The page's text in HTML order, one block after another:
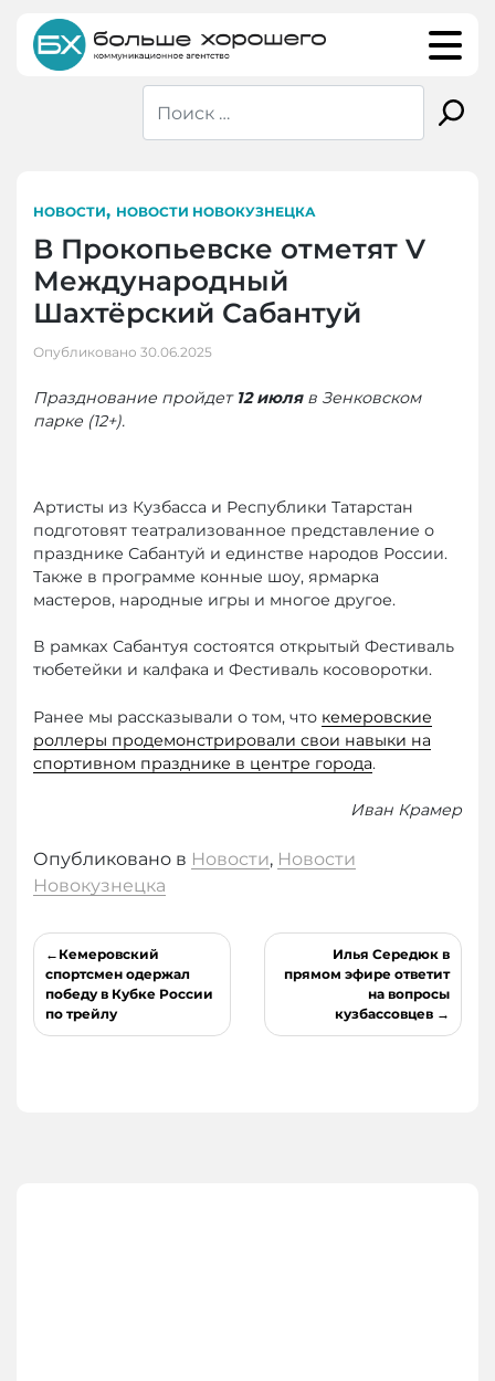
content
НОВОСТИ, НОВОСТИ НОВОКУЗНЕЦКА
В Прокопьевске отметят V
Международный
Шахтёрский Сабантуй
Опубликовано 30.06.2025
Празднование пройдет 12 июля в Зенковском
парке (12+).
Артисты из Кузбасса и Республики Татарстан
подготовят театрализованное представление о
празднике Сабантуй и единстве народов России.
Также в программе конные шоу, ярмарка
мастеров, народные игры и многое другое.
В рамках Сабантуя состоятся открытый Фестиваль
тюбетейки и калфака и Фестиваль косоворотки.
Ранее мы рассказывали о том, что кемеровские
роллеры продемонстрировали свои навыки на
спортивном празднике в центре города.
Иван Крамер
Опубликовано в Новости, Новости
Новокузнецка
Навигация
по
записям
Кемеровский
спортсмен одержал
победу в Кубке России
по трейлу
Илья Середюк в
прямом эфире ответит
на вопросы
кузбассовцев